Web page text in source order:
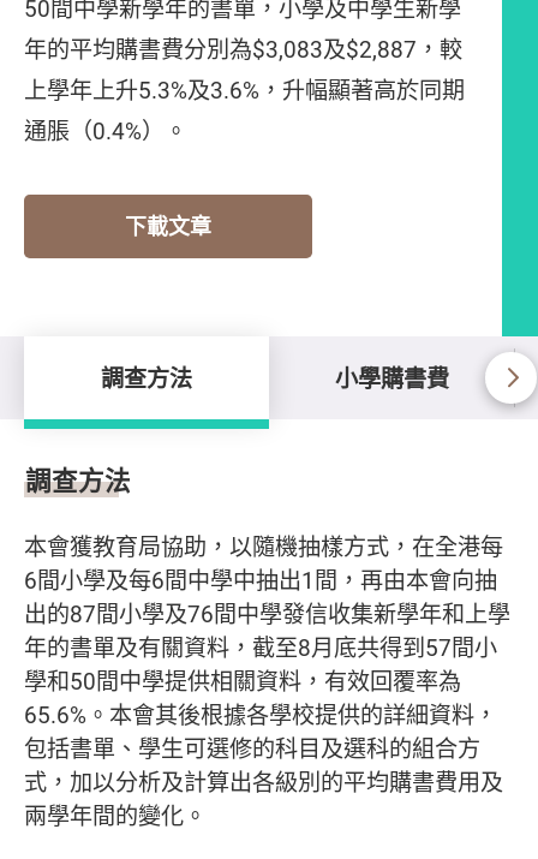
50間中學新學年的書單，小學及中學生新學
年的平均購書費分別為$3,083及$2,887，較
上學年上升5.3%及3.6%，升幅顯著高於同期
通脹（0.4%）。
下載文章
調查方法 小學購書費
調查方法
調查方法
本會獲教育局協助，以隨機抽樣方式，在全港每
6間小學及每6間中學中抽出1間，再由本會向抽
出的87間小學及76間中學發信收集新學年和上學
年的書單及有關資料，截至8月底共得到57間小
學和50間中學提供相關資料，有效回覆率為
65.6%。本會其後根據各學校提供的詳細資料，
包括書單、學生可選修的科目及選科的組合方
式，加以分析及計算出各級別的平均購書費用及
兩學年間的變化。